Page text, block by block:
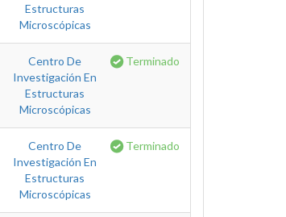
Estructuras
Microscópicas
Centro De
Investigación En
Estructuras
Microscópicas
Terminado
Centro De
Investigación En
Estructuras
Microscópicas
Terminado